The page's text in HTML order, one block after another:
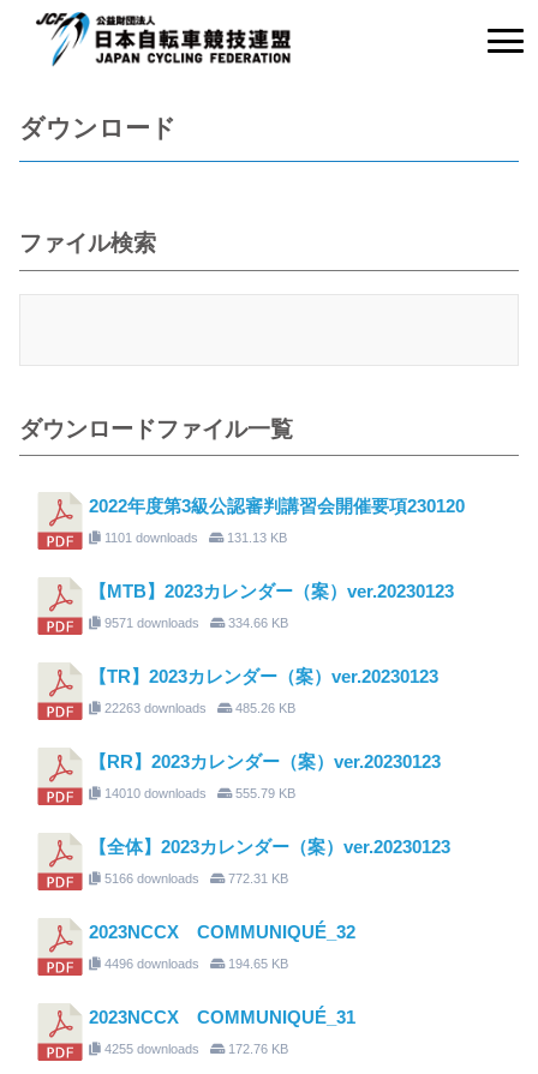
ダウンロード
ファイル検索
ダウンロードファイル一覧
2022年度第3級公認審判講習会開催要項230120
1101 downloads 131.13 KB
【MTB】2023カレンダー（案）ver.20230123
9571 downloads 334.66 KB
【TR】2023カレンダー（案）ver.20230123
22263 downloads 485.26 KB
【RR】2023カレンダー（案）ver.20230123
14010 downloads 555.79 KB
【全体】2023カレンダー（案）ver.20230123
5166 downloads 772.31 KB
2023NCCX COMMUNIQUÉ_32
4496 downloads 194.65 KB
2023NCCX COMMUNIQUÉ_31
4255 downloads 172.76 KB